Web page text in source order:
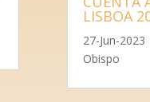
LISBOA
27-Jun-2023
Obispo